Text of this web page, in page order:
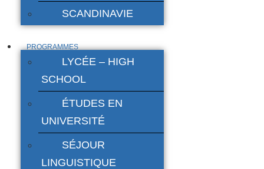
SCANDINAVIE
PROGRAMMES
LYCÉE – HIGH
SCHOOL
ÉTUDES EN
UNIVERSITÉ
SÉJOUR
LINGUISTIQUE